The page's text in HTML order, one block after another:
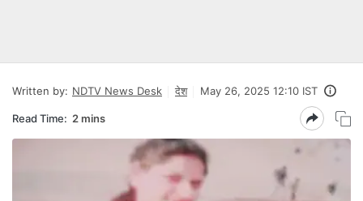
Written by: NDTV News Desk देश May 26, 2025 12:10 IST
Read Time: 2 mins